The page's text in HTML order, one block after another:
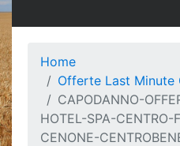
Home
Offerte Last Minute
CAPODANNO-
HOTEL-SPA-CENTRO-
CENONE-